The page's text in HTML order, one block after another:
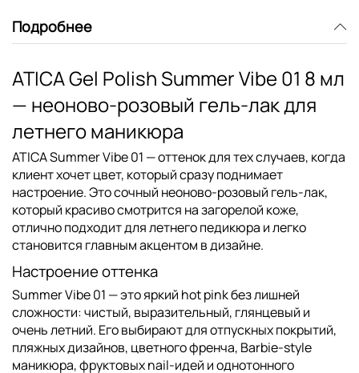
Подробнее
ATICA Gel Polish Summer Vibe 01 8 мл
— неоново-розовый гель-лак для
летнего маникюра
ATICA Summer Vibe 01 — оттенок для тех случаев, когда
клиент хочет цвет, который сразу поднимает
настроение. Это сочный неоново-розовый гель-лак,
который красиво смотрится на загорелой коже,
отлично подходит для летнего педикюра и легко
становится главным акцентом в дизайне.
Настроение оттенка
Summer Vibe 01 — это яркий hot pink без лишней
сложности: чистый, выразительный, глянцевый и
очень летний. Его выбирают для отпускных покрытий,
пляжных дизайнов, цветного френча, Barbie-style
маникюра, фруктовых nail-идей и однотонного